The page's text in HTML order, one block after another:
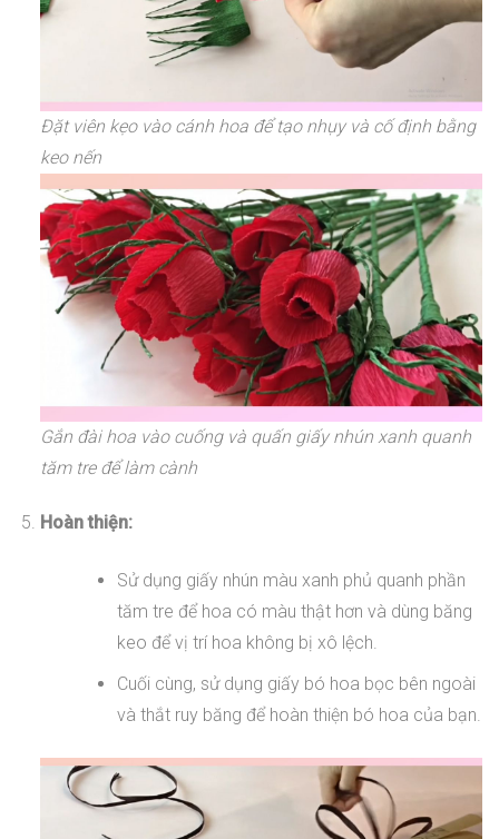
Đặt viên kẹo vào cánh hoa để tạo nhụy và cố định bằng
keo nến
Gắn đài hoa vào cuống và quấn giấy nhún xanh quanh
tăm tre để làm cành
Hoàn thiện:
Sử dụng giấy nhún màu xanh phủ quanh phần
tăm tre để hoa có màu thật hơn và dùng băng
keo để vị trí hoa không bị xô lệch.
Cuối cùng, sử dụng giấy bó hoa bọc bên ngoài
và thắt ruy băng để hoàn thiện bó hoa của bạn.